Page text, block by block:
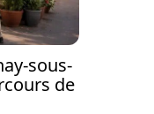
sous-
de